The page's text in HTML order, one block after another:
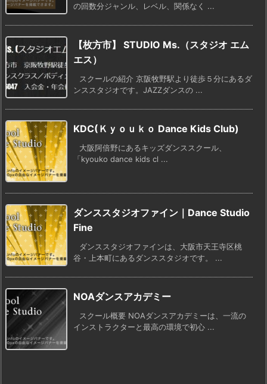
の回数分ジャンル、レベル、関係なく ...
【枚方市】 STUDIO Ms.（スタジオ エム
エス）
スクールの紹介 京阪牧野駅より徒歩５分にあるダ
ンススタジオです。JAZZダンスの ...
KDC(Ｋｙｏｕｋｏ Dance Kids Club)
大阪阿倍野にあるキッズダンススクール、
「kyouko dance kids cl ...
ダンススタジオファイン｜Dance Studio
Fine
ダンススタジオファインは、大阪市天王寺区桃
谷・上本町にあるダンススタジオです。 ...
NOAダンスアカデミー
スクール概要 NOAダンスアカデミーは、一流の
インストラクターと最高の環境で初心 ...